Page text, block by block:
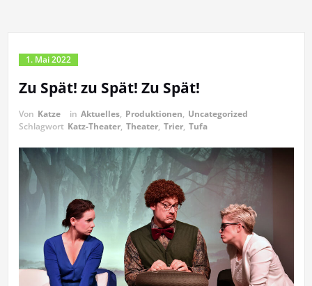
1. Mai 2022
Zu Spät! zu Spät! Zu Spät!
Von Katze in Aktuelles, Produktionen, Uncategorized
Schlagwort Katz-Theater, Theater, Trier, Tufa